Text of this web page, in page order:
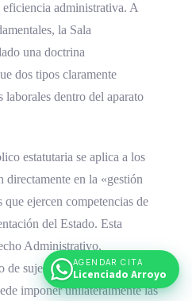
administrativa. A
la Sala
una doctrina
dos tipos claramente
laborales dentro del aparato
estatutaria se aplica a los
en la «gestión
ejercen competencias de
del Estado. Esta
Administrativo,
de sujeción del servidor a la
imponer unilateralmente las
AGENDAR CITA
Licenciado Arroyo